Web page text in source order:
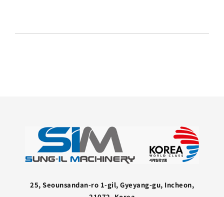
25, Seounsandan-ro 1-gil, Gyeyang-gu, Incheon,